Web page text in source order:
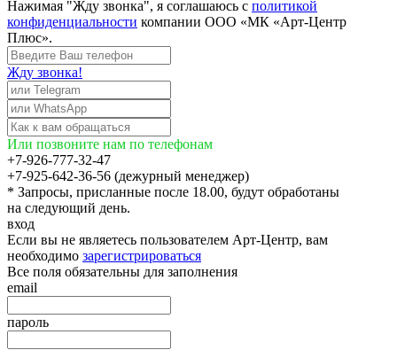
Нажимая "Жду звонка", я соглашаюсь с политикой
конфиденциальности компании ООО «МК «Арт-Центр
Плюс».
Жду звонка!
Или позвоните нам по телефонам
+7-926-777-32-47
+7-925-642-36-56 (дежурный менеджер)
* Запросы, присланные после 18.00, будут обработаны
на следующий день.
вход
Если вы не являетесь пользователем Арт-Центр, вам
необходимо зарегистрироваться
Все поля обязательны для заполнения
email
пароль